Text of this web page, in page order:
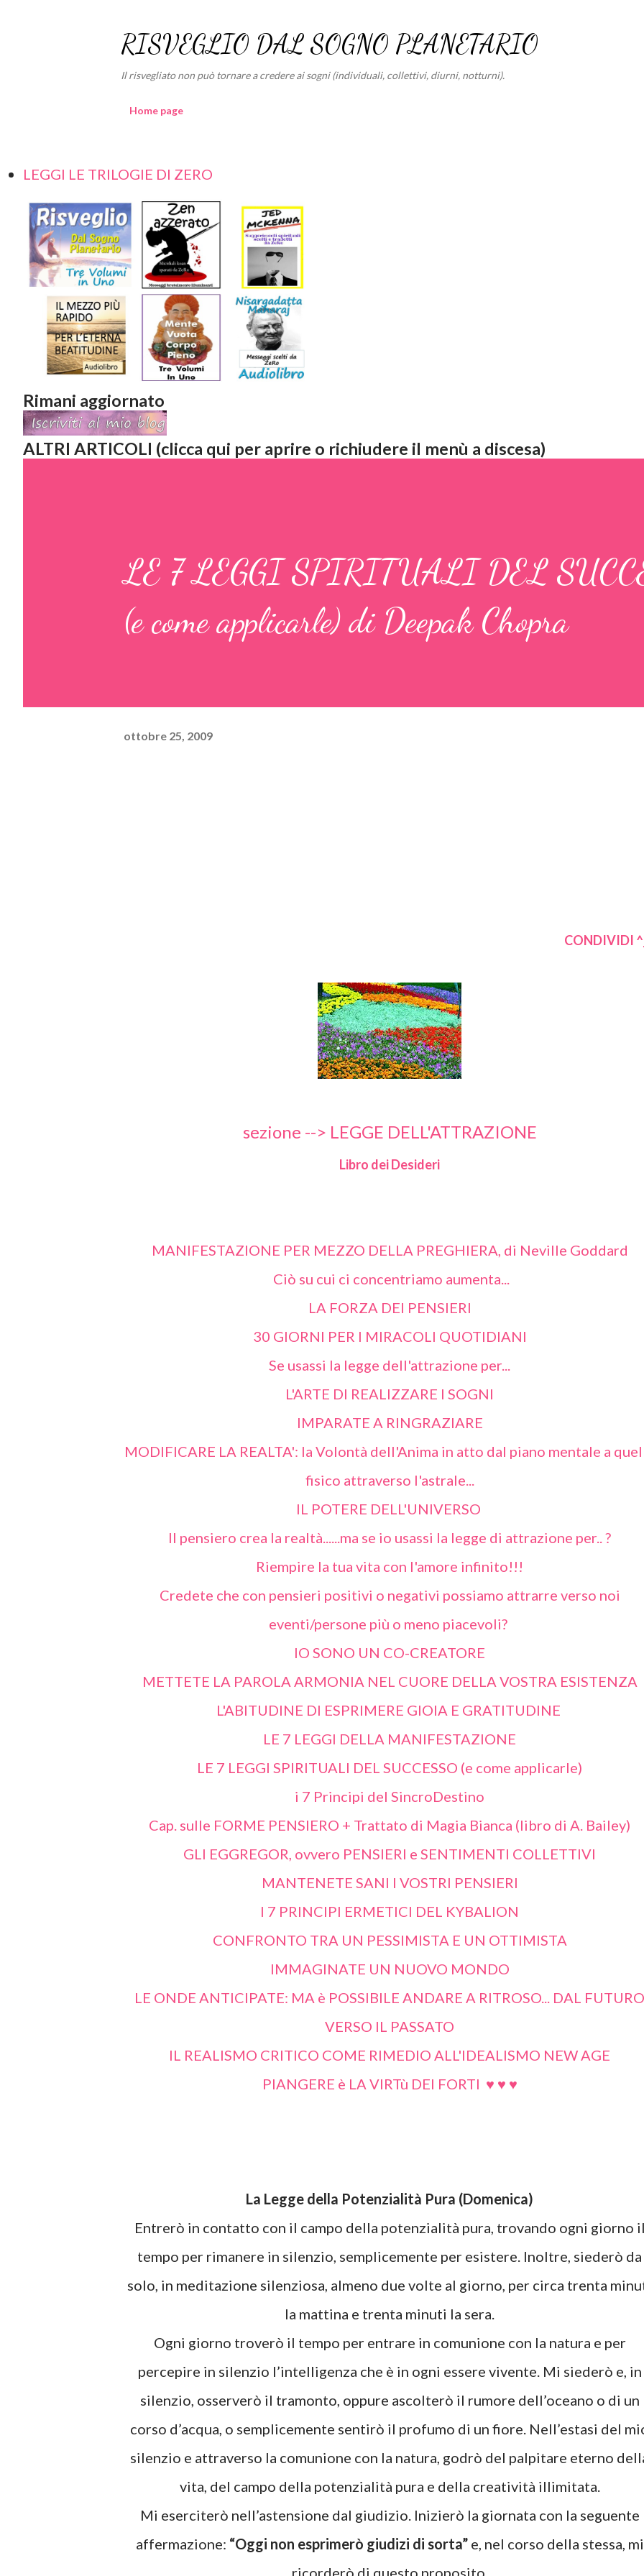
RISVEGLIO DAL SOGNO PLANETARIO
Il risvegliato non può tornare a credere ai sogni (individuali, collettivi, diurni, notturni).
Home page
LEGGI LE TRILOGIE DI ZERO
Rimani aggiornato
ALTRI ARTICOLI (clicca qui per aprire o richiudere il menù a discesa)
LE 7 LEGGI SPIRITUALI DEL
(e come applicarle) di Deepak Chopra
ottobre 25, 2009
CONDIVIDI
sezione --> LEGGE DELL'ATTRAZIONE
Libro dei Desideri
MANIFESTAZIONE PER MEZZO DELLA PREGHIERA, di Neville Goddard
Ciò su cui ci concentriamo aumenta...
LA FORZA DEI PENSIERI
30 GIORNI PER I MIRACOLI QUOTIDIANI
Se usassi la legge dell'attrazione per...
L'ARTE DI REALIZZARE I SOGNI
IMPARATE A RINGRAZIARE
MODIFICARE LA REALTA': la Volontà dell'Anima in atto dal piano mentale a
fisico attraverso l'astrale...
IL POTERE DELL'UNIVERSO
Il pensiero crea la realtà......ma se io usassi la legge di attrazione per.. ?
Riempire la tua vita con l'amore infinito!!!
Credete che con pensieri positivi o negativi possiamo attrarre verso noi
eventi/persone più o meno piacevoli?
IO SONO UN CO-CREATORE
METTETE LA PAROLA ARMONIA NEL CUORE DELLA VOSTRA ESISTENZA
L'ABITUDINE DI ESPRIMERE GIOIA E GRATITUDINE
LE 7 LEGGI DELLA MANIFESTAZIONE
LE 7 LEGGI SPIRITUALI DEL SUCCESSO (e come applicarle)
i 7 Principi del SincroDestino
Cap. sulle FORME PENSIERO + Trattato di Magia Bianca (libro di A. Bailey)
GLI EGGREGOR, ovvero PENSIERI e SENTIMENTI COLLETTIVI
MANTENETE SANI I VOSTRI PENSIERI
I 7 PRINCIPI ERMETICI DEL KYBALION
CONFRONTO TRA UN PESSIMISTA E UN OTTIMISTA
IMMAGINATE UN NUOVO MONDO
LE ONDE ANTICIPATE: MA è POSSIBILE ANDARE A RITROSO... DAL FUTURO
VERSO IL PASSATO
IL REALISMO CRITICO COME RIMEDIO ALL'IDEALISMO NEW AGE
PIANGERE è LA VIRTù DEI FORTI ♥ ♥ ♥
La Legge della Potenzialità Pura (Domenica)
Entrerò in contatto con il campo della potenzialità pura, trovando ogni giorno il
tempo per rimanere in silenzio, semplicemente per esistere. Inoltre, siederò da
solo, in meditazione silenziosa, almeno due volte al giorno, per circa trenta
la mattina e trenta minuti la sera.
Ogni giorno troverò il tempo per entrare in comunione con la natura e per
percepire in silenzio l’intelligenza che è in ogni essere vivente. Mi siederò e, in
silenzio, osserverò il tramonto, oppure ascolterò il rumore dell’oceano o di un
corso d’acqua, o semplicemente sentirò il profumo di un fiore. Nell’estasi del
silenzio e attraverso la comunione con la natura, godrò del palpitare eterno
vita, del campo della potenzialità pura e della creatività illimitata.
Mi eserciterò nell’astensione dal giudizio. Inizierò la giornata con la seguente
affermazione: “Oggi non esprimerò giudizi di sorta”e, nel corso della stessa, mi
ricorderò di questo proposito.